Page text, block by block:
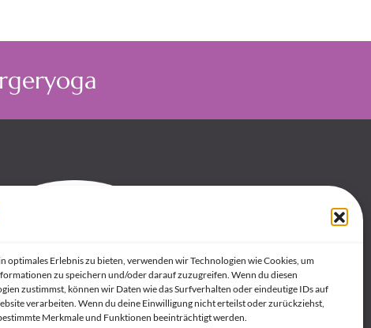
optimales Erlebnis zu bieten, verwenden wir Technologien wie Cookies, um
zu speichern und/oder darauf zuzugreifen. Wenn du diesen
zustimmst, können wir Daten wie das Surfverhalten oder eindeutige IDs auf
verarbeiten. Wenn du deine Einwilligung nicht erteilst oder zurückziehst,
Merkmale und Funktionen beeinträchtigt werden.